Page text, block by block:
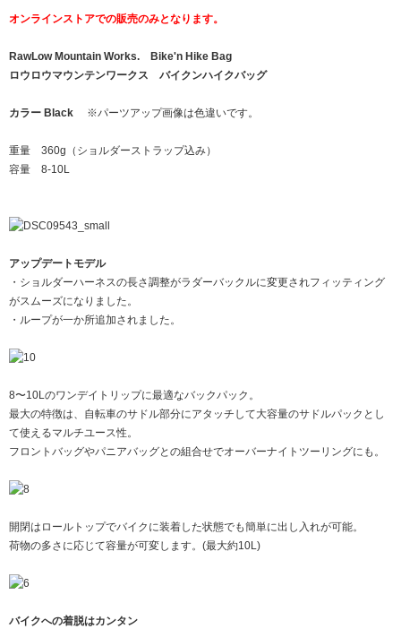
オンラインストアでの販売のみとなります。
RawLow Mountain Works. Bike'n Hike Bag
ロウロウマウンテンワークス バイクンハイクバッグ
カラー Black ※パーツアップ画像は色違いです。
重量 360g（ショルダーストラップ込み）
容量 8-10L
アップデートモデル
・ショルダーハーネスの長さ調整がラダーバックルに変更されフィッティング
がスムーズになりました。
・ループが一か所追加されました。
8〜10Lのワンデイトリップに最適なバックパック。
最大の特徴は、自転車のサドル部分にアタッチして大容量のサドルパックとし
て使えるマルチユース性。
フロントバッグやパニアバッグとの組合せでオーバーナイトツーリングにも。
開閉はロールトップでバイクに装着した状態でも簡単に出し入れが可能。
荷物の多さに応じて容量が可変します。(最大約10L)
バイクへの着脱はカンタン